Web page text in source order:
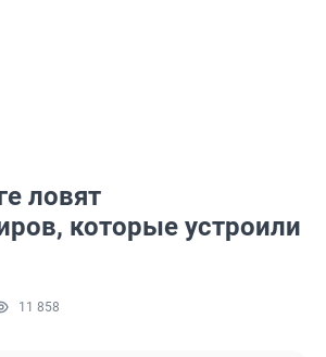
ловят
которые устроили
11 858